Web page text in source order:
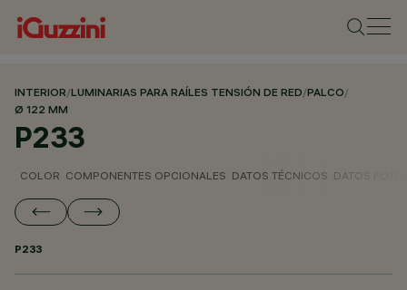
INTERIOR/LUMINARIAS PARA RAÍLES TENSIÓN DE RED/PALCO/
Ø 122 MM
P233
COLOR COMPONENTES OPCIONALES DATOS TÉCNICOS DATOS
P233